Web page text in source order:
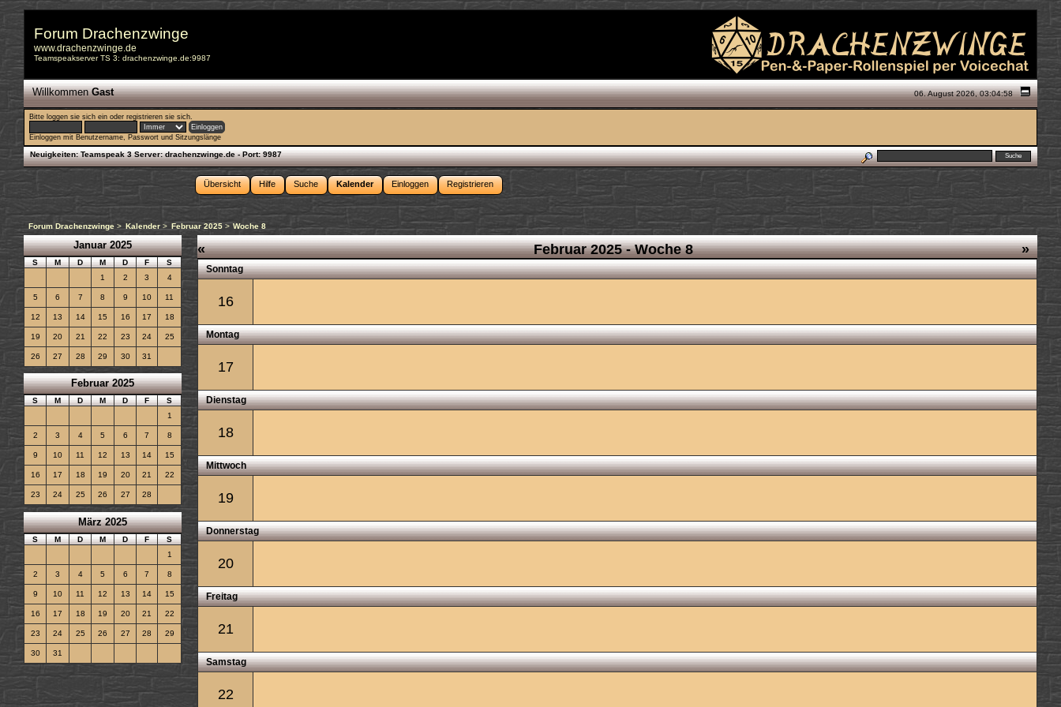
Forum Drachenzwinge
www.drachenzwinge.de
Teamspeakserver TS 3: drachenzwinge.de:9987
06. August 2026, 03:04:58
WillkommenGast
Bitte loggen sie sich ein oderregistrieren sie sich.
Einloggen mit Benutzername, Passwort und Sitzungslänge
Neuigkeiten: Teamspeak 3 Server: drachenzwinge.de - Port: 9987
Übersicht Hilfe Suche Kalender Einloggen Registrieren
Forum Drachenzwinge > Kalender> Februar 2025> Woche 8
Januar 2025
S M D M D F
S
1
2 3 4
5 6 7 8 9 10 11
12 13 14 15 16 17 18
19 20 21 22 23 24 25
26 27 28 29 30 31
Februar 2025
S M D M D F
S
1
2 3 4 5 6 7 8
9 10 11 12 13 14 15
16 17 18 19 20 21 22
23 24 25 26 27 28
März 2025
S M D M D F
S
1
2 3 4 5 6 7 8
9 10 11 12 13 14 15
16 17 18 19 20 21 22
23 24 25 26 27 28 29
30 31
« »
Februar 2025- Woche 8
Sonntag
16
Montag
17
Dienstag
18
Mittwoch
19
Donnerstag
20
Freitag
21
Samstag
22